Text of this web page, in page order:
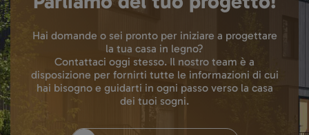
Hai domande o sei pronto per iniziare a progettare
la tua casa in legno?
Contattaci oggi stesso. Il nostro team è a
disposizione per fornirti tutte le informazioni di cui
hai bisogno e guidarti in ogni passo verso la casa
dei tuoi sogni.